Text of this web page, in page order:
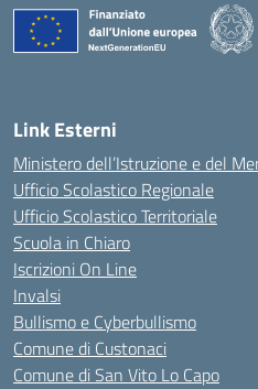
Link Esterni
Ministero dell’Istruzione e del
Ufficio Scolastico Regionale
Ufficio Scolastico Territoriale
Scuola in Chiaro
Iscrizioni On Line
Invalsi
Bullismo e Cyberbullismo
Comune di Custonaci
Comune di San Vito Lo Capo